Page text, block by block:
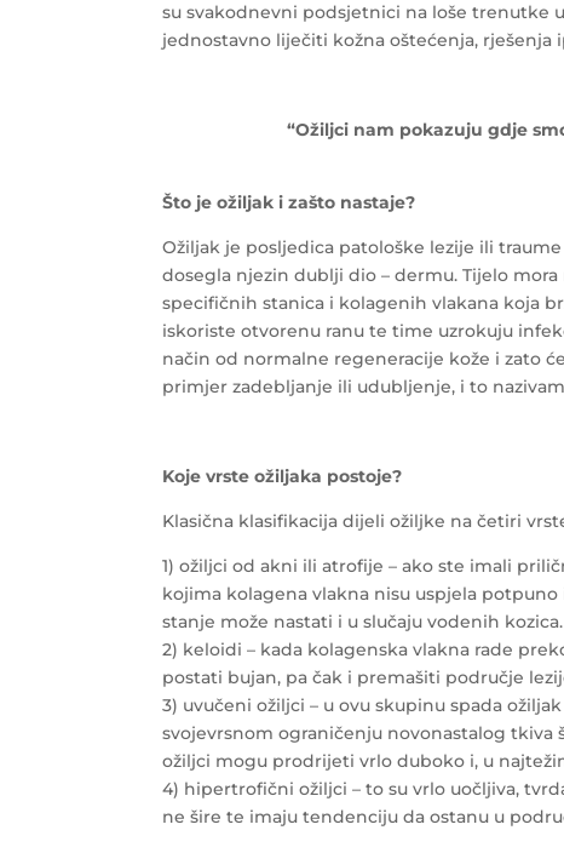
su svakodnevni podsjetnici na loše trenutke
jednostavno liječiti kožna oštećenja,
“Ožiljci nam pokazuju gdje
Što je ožiljak i zašto nastaje?
Ožiljak je posljedica patološke lezije ili
dosegla njezin dublji dio – dermu. Tijelo
specifičnih stanica i kolagenih vlakana koja
iskoriste otvorenu ranu te time uzrokuju
način od normalne regeneracije kože i zato
primjer zadebljanje ili udubljenje, i to
Koje vrste ožiljaka postoje?
Klasična klasifikacija dijeli ožiljke na četiri
1) ožiljci od akni ili atrofije – ako ste imali
kojima kolagena vlakna nisu uspjela
stanje može nastati i u slučaju vodenih kozica.
2) keloidi – kada kolagenska vlakna rade
postati bujan, pa čak i premašiti područje
3) uvučeni ožiljci – u ovu skupinu spada
svojevrsnom ograničenju novonastalog tkiva
ožiljci mogu prodrijeti vrlo duboko i, u
4) hipertrofični ožiljci – to su vrlo uočljiva,
ne šire te imaju tendenciju da ostanu u